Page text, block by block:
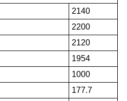
2140
2200
2120
1954
1000
177.7